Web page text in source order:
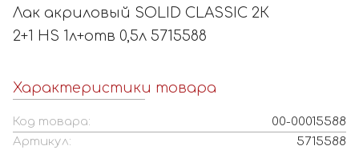
Лак акриловый SOLID CLASSIC 2К
2+1 HS 1л+отв 0,5л 5715588
Характеристики товара
Код товара:
00-00015588
Артикул:
5715588